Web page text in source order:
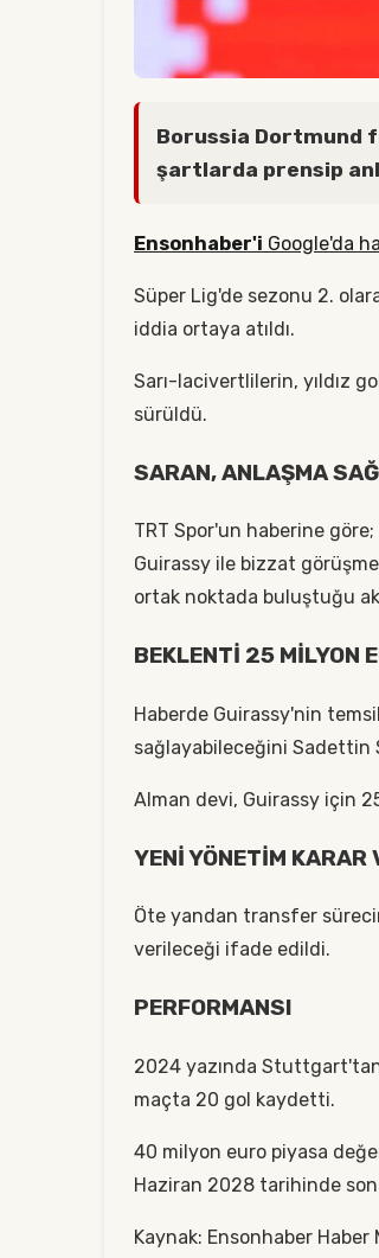
Borussia Dortmund
şartlarda prensip
Ensonhaber'i Google'da
Süper Lig'de sezonu 2.
iddia ortaya atıldı.
Sarı-lacivertlilerin, yıldız
sürüldü.
SARAN, ANLAŞMA
TRT Spor'un haberine
Guirassy ile bizzat
ortak noktada buluştuğu
BEKLENTİ 25 MİLYON
Haberde Guirassy'nin
sağlayabileceğini
Alman devi, Guirassy için
YENİ YÖNETİM KARAR
Öte yandan transfer
verileceği ifade edildi.
PERFORMANSI
2024 yazında
maçta 20 gol kaydetti.
40 milyon euro piyasa
Haziran 2028 tarihinde
Kaynak: Ensonhaber Haber